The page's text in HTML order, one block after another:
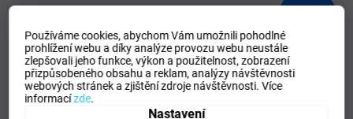
Používáme cookies, abychom Vám umožnili pohodlné
prohlížení webu a díky analýze provozu webu neustále
zlepšovali jeho funkce, výkon a použitelnost,zobrazení
přizpůsobeného obsahu a reklam, analýzy návštěvnosti
webových stránek a zjištění zdroje návštěvnosti.Více
informacízde.
Nastavení
Pánská/Chlapecká sportovní zimní bunda JOMA URBAN
V BOMBER JACKET BLACK
SKLADEM - Doručení 8-13 dní